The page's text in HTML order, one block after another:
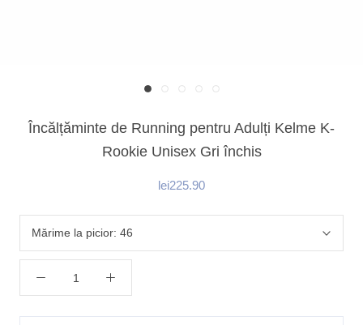
Încălțăminte de Running pentru Adulți Kelme K-
Rookie Unisex Gri închis
lei225.90
Mărime la picior: 46